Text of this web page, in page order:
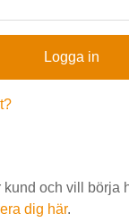
kund och vill börja
dig här.